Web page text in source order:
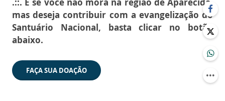
.::. E se você não mora na região de Aparecida,
mas deseja contribuir com a evangelização do
Santuário Nacional, basta clicar no botão
abaixo.
FAÇA SUA DOAÇÃO